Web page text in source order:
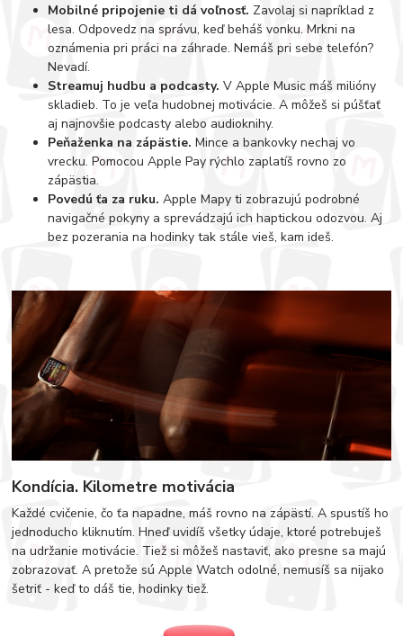
Mobilné pripojenie ti dá voľnosť. Zavolaj si napríklad z
lesa. Odpovedz na správu, keď beháš vonku. Mrkni na
oznámenia pri práci na záhrade. Nemáš pri sebe telefón?
Nevadí.
Streamuj hudbu a podcasty. V Apple Music máš milióny
skladieb. To je veľa hudobnej motivácie. A môžeš si púšťať
aj najnovšie podcasty alebo audioknihy.
Peňaženka na zápästie. Mince a bankovky nechaj vo
vrecku. Pomocou Apple Pay rýchlo zaplatíš rovno zo
zápästia.
Povedú ťa za ruku. Apple Mapy ti zobrazujú podrobné
navigačné pokyny a sprevádzajú ich haptickou odozvou. Aj
bez pozerania na hodinky tak stále vieš, kam ideš.
Kondícia. Kilometre motivácia
Každé cvičenie, čo ťa napadne, máš rovno na zápästí. A spustíš ho
jednoducho kliknutím. Hneď uvidíš všetky údaje, ktoré potrebuješ
na udržanie motivácie. Tiež si môžeš nastaviť, ako presne sa majú
zobrazovať. A pretože sú Apple Watch odolné, nemusíš sa nijako
šetriť - keď to dáš tie, hodinky tiež.